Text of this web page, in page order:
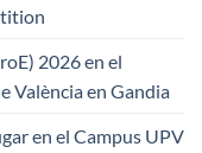
2026 en el
València en Gandia
en el Campus UPV